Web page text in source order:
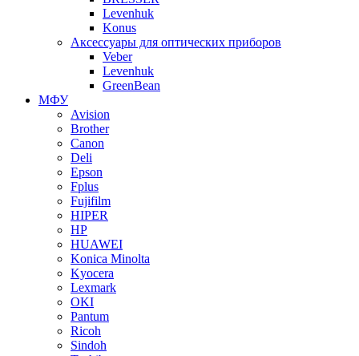
Levenhuk
Konus
Аксессуары для оптических приборов
Veber
Levenhuk
GreenBean
МФУ
Avision
Brother
Canon
Deli
Epson
Fplus
Fujifilm
HIPER
HP
HUAWEI
Konica Minolta
Kyocera
Lexmark
OKI
Pantum
Ricoh
Sindoh